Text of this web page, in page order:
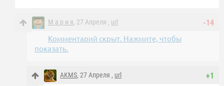
-14
М а р и я, 27 Апреля , url
Комментарий скрыт. Нажмите, чтобы
показать.
+1
AKMS, 27 Апреля , url